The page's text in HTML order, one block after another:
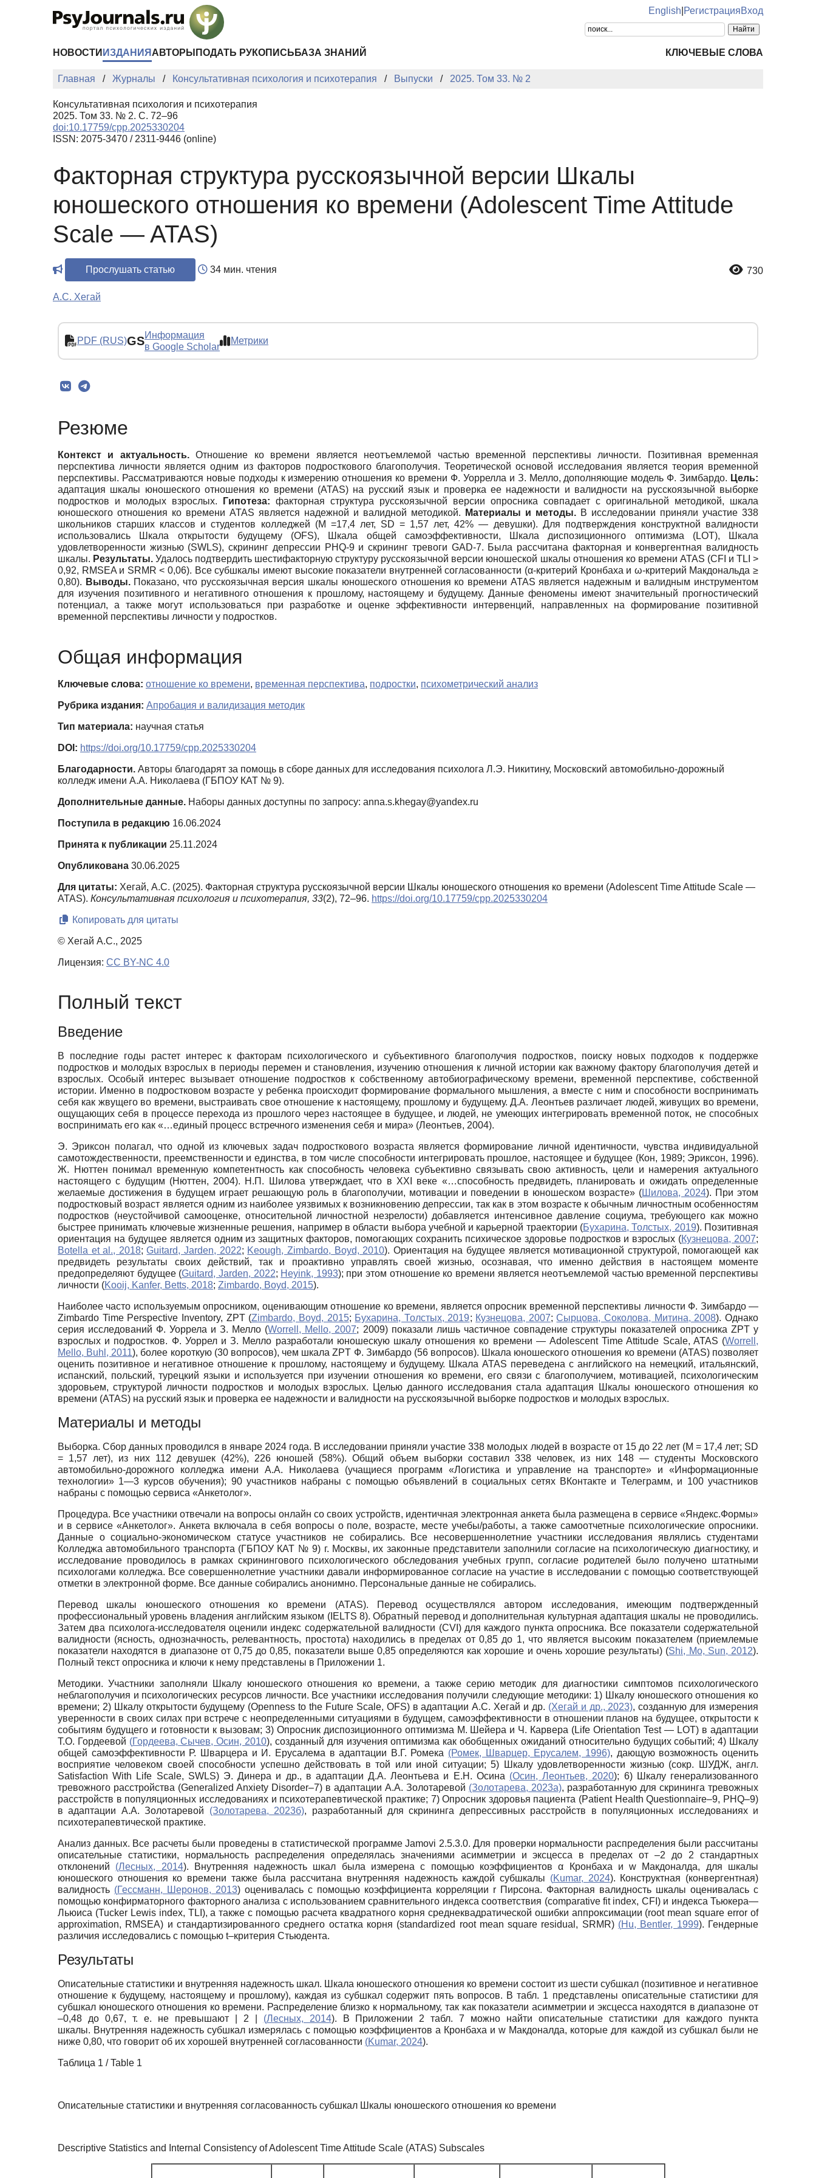
English РегистрацияВход
НОВОСТИ ИЗДАНИЯ АВТОРЫ ПОДАТЬ РУКОПИСЬ БАЗА ЗНАНИЙ КЛЮЧЕВЫЕ СЛОВА
Главная Журналы Консультативная психология и психотерапия Выпуски 2025. Том 33. № 2
Консультативная психология и психотерапия
2025. Том 33. № 2. С. 72–96
doi:10.17759/cpp.2025330204
ISSN: 2075-3470 / 2311-9446 (online)
Факторная структура русскоязычной версии Шкалы
юношеского отношения ко времени (Adolescent Time Attitude
Scale — ATAS)
Прослушать статью 34 мин. чтения 730
А.С. Хегай
PDF (RUS)GSИнформация
в Google Scholar
Метрики
Резюме
Контекст и актуальность.Отношение ко времени является неотъемлемой частью временной перспективы личности. Позитивная временная
перспектива личности является одним из факторов подросткового благополучия. Теоретической основой исследования является теория временной
перспективы. Рассматриваются новые подходы к измерению отношения ко времени Ф. Уоррелла и З. Мелло, дополняющие модель Ф. Зимбардо. Цель:
адаптация шкалы юношеского отношения ко времени (ATAS) на русский язык и проверка ее надежности и валидности на русскоязычной выборке
подростков и молодых взрослых.
Гипотеза: факторная структура русскоязычной версии опросника совпадает с оригинальной методикой, шкала
юношеского отношения ко времени ATAS является надежной и валидной методикой.
Материалы и методы. В исследовании приняли участие 338
школьников старших классов и студентов колледжей (M =17,4 лет, SD = 1,57 лет, 42% — девушки). Для подтверждения конструктной валидности
использовались Шкала открытости будущему (OFS), Шкала общей самоэффективности, Шкала диспозиционного оптимизма (LOT), Шкала
удовлетворенности жизнью (SWLS), скрининг депрессии PHQ-9 и скрининг тревоги GAD-7. Была рассчитана факторная и конвергентная валидность
шкалы. Результаты. Удалось подтвердить шестифакторную структуру русскоязычной версии юношеской шкалы отношения ко времени ATAS (CFI и TLI >
0,92, RMSEA и SRMR < 0,06). Все субшкалы имеют высокие показатели внутренней согласованности (α-критерий Кронбаха и ω-критерий Макдональда ≥
0,80). Выводы.Показано, что русскоязычная версия шкалы юношеского отношения ко времени ATAS является надежным и валидным инструментом
для изучения позитивного и негативного отношения к прошлому, настоящему и будущему. Данные феномены имеют значительный прогностический
потенциал, а также могут использоваться при разработке и оценке эффективности интервенций, направленных на формирование позитивной
временной перспективы личности у подростков.
Общая информация
Ключевые слова: отношение ко времени, временная перспектива, подростки, психометрический анализ
Рубрика издания: Апробация и валидизация методик
Тип материала: научная статья
DOI: https://doi.org/10.17759/cpp.2025330204
Благодарности. Авторы благодарят за помощь в сборе данных для исследования психолога Л.Э. Никитину, Московский автомобильно-дорожный
колледж имени А.А. Николаева (ГБПОУ КАТ № 9).
Дополнительные данные. Наборы данных доступны по запросу: anna.s.khegay@yandex.ru
Поступила в редакцию 16.06.2024
Принята к публикации 25.11.2024
Опубликована 30.06.2025
Для цитаты: Хегай, А.С. (2025). Факторная структура русскоязычной версии Шкалы юношеского отношения ко времени (Adolescent Time Attitude Scale —
ATAS). Консультативная психология и психотерапия, 33(2), 72–96. https://doi.org/10.17759/cpp.2025330204
Копировать для цитаты
© Хегай А.С., 2025
Лицензия: CC BY-NC 4.0
Полный текст
Введение
В последние годы растет интерес к факторам психологического и субъективного благополучия подростков, поиску новых подходов к поддержке
подростков и молодых взрослых в периоды перемен и становления, изучению отношения к личной истории как важному фактору благополучия детей и
взрослых. Особый интерес вызывает отношение подростков к собственному автобиографическому времени, временной перспективе, собственной
истории. Именно в подростковом возрасте у ребенка происходит формирование формального мышления, а вместе с ним и способности воспринимать
себя как жвущего во времени, выстраивать свое отношение к настоящему, прошлому и будущему. Д.А. Леонтьев различает людей, живущих во времени,
ощущающих себя в процессе перехода из прошлого через настоящее в будущее, и людей, не умеющих интегрировать временной поток, не способных
воспринимать его как «…единый процесс встречного изменения себя и мира» (Леонтьев, 2004).
Э. Эриксон полагал, что одной из ключевых задач подросткового возраста является формирование личной идентичности, чувства индивидуальной
самотождественности, преемственности и единства, в том числе способности интегрировать прошлое, настоящее и будущее (Кон, 1989; Эриксон, 1996).
Ж. Нюттен понимал временную компетентность как способность человека субъективно связывать свою активность, цели и намерения актуального
настоящего с будущим (Нюттен, 2004). Н.П. Шилова утверждает, что в XXI веке «…способность предвидеть, планировать и ожидать определенные
желаемые достижения в будущем играет решающую роль в благополучии, мотивации и поведении в юношеском возрасте» (Шилова, 2024). При этом
подростковый возраст является одним из наиболее уязвимых к возникновению депрессии, так как в этом возрасте к обычным личностным особенностям
подростков (неустойчивой самооценке, относительной личностной незрелости) добавляется интенсивное давление социума, требующего как можно
быстрее принимать ключевые жизненные решения, например в области выбора учебной и карьерной траектории (Бухарина, Толстых, 2019). Позитивная
ориентация на будущее является одним из защитных факторов, помогающих сохранить психическое здоровье подростков и взрослых (Кузнецова, 2007;
Botella et al., 2018;Guitard, Jarden, 2022; Keough, Zimbardo, Boyd, 2010). Ориентация на будущее является мотивационной структурой, помогающей как
предвидеть результаты своих действий, так и проактивно управлять своей жизнью, осознавая, что именно действия в настоящем моменте
предопределяют будущее (Guitard, Jarden, 2022; Heyink, 1993); при этом отношение ко времени является неотъемлемой частью временной перспективы
личности (Kooij, Kanfer, Betts, 2018; Zimbardo, Boyd, 2015).
Наиболее часто используемым опросником, оценивающим отношение ко времени, является опросник временной перспективы личности Ф. Зимбардо —
Zimbardo Time Perspective Inventory, ZPT (Zimbardo, Boyd, 2015; Бухарина, Толстых, 2019; Кузнецова, 2007;Сырцова, Соколова, Митина, 2008). Однако
серия исследований Ф. Уоррела и З. Мелло (Worrell, Mello, 2007; 2009) показали лишь частичное совпадение структуры показателей опросника ZPT у
взрослых и подростков. Ф. Уоррел и З. Мелло разработали юношескую шкалу отношения ко времени — Adolescent Time Attitude Scale, ATAS (Worrell,
Mello, Buhl, 2011), более короткую (30 вопросов), чем шкала ZPT Ф. Зимбардо (56 вопросов). Шкала юношеского отношения ко времени (ATAS) позволяет
оценить позитивное и негативное отношение к прошлому, настоящему и будущему. Шкала ATAS переведена с английского на немецкий, итальянский,
испанский, польский, турецкий языки и используется при изучении отношения ко времени, его связи с благополучием, мотивацией, психологическим
здоровьем, структурой личности подростков и молодых взрослых. Целью данного исследования стала адаптация Шкалы юношеского отношения ко
времени (ATAS) на русский язык и проверка ее надежности и валидности на русскоязычной выборке подростков и молодых взрослых.
Материалы и методы
Выборка. Сбор данных проводился в январе 2024 года. В исследовании приняли участие 338 молодых людей в возрасте от 15 до 22 лет (М = 17,4 лет; SD
= 1,57 лет), из них 112 девушек (42%), 226 юношей (58%). Общий объем выборки составил 338 человек, из них 148 — студенты Московского
автомобильно-дорожного колледжа имени А.А. Николаева (учащиеся программ «Логистика и управление на транспорте» и «Информационные
технологии» 1—3 курсов обучения); 90 участников набраны с помощью объявлений в социальных сетях ВКонтакте и Телеграмм, и 100 участников
набраны с помощью сервиса «Анкетолог».
Процедура. Все участники отвечали на вопросы онлайн со своих устройств, идентичная электронная анкета была размещена в сервисе «Яндекс.Формы»
и в сервисе «Анкетолог». Анкета включала в себя вопросы о поле, возрасте, месте учебы/работы, а также самоотчетные психологические опросники.
Данные о социально-экономическом статусе участников не собирались. Все несовершеннолетние участники исследования являлись студентами
Колледжа автомобильного транспорта (ГБПОУ КАТ № 9) г. Москвы, их законные представители заполнили согласие на психологическую диагностику, и
исследование проводилось в рамках скринингового психологического обследования учебных групп, согласие родителей было получено штатными
психологами колледжа. Все совершеннолетние участники давали информированное согласие на участие в исследовании с помощью соответствующей
отметки в электронной форме. Все данные собирались анонимно. Персональные данные не собирались.
Перевод шкалы юношеского отношения ко времени (ATAS). Перевод осуществлялся автором исследования, имеющим подтвержденный
профессиональный уровень владения английским языком (IELTS 8). Обратный перевод и дополнительная культурная адаптация шкалы не проводились.
Затем два психолога-исследователя оценили индекс содержательной валидности (CVI) для каждого пункта опросника. Все показатели содержательной
валидности (ясность, однозначность, релевантность, простота) находились в пределах от 0,85 до 1, что является высоким показателем (приемлемые
показатели находятся в диапазоне от 0,75 до 0,85, показатели выше 0,85 определяются как хорошие и очень хорошие результаты) (Shi, Mo, Sun, 2012).
Полный текст опросника и ключи к нему представлены в Приложении 1.
Методики. Участники заполняли Шкалу юношеского отношения ко времени, а также серию методик для диагностики симптомов психологического
неблагополучия и психологических ресурсов личности. Все участники исследования получили следующие методики: 1) Шкалу юношеского отношения ко
времени; 2) Шкалу открытости будущему (Openness to the Future Scale, OFS) в адаптации А.С. Хегай и др. (Хегай и др., 2023), созданную для измерения
уверенности в своих силах при встрече с неопределенными ситуациями в будущем, самоэффективности в отношении планов на будущее, открытости к
событиям будущего и готовности к вызовам; 3) Опросник диспозиционного оптимизма М. Шейера и Ч. Карвера (Life Orientation Test — LOT) в адаптации
Т.О. Гордеевой (Гордеева, Сычев, Осин, 2010), созданный для изучения оптимизма как обобщенных ожиданий относительно будущих событий; 4) Шкалу
общей самоэффективности Р. Шварцера и И. Ерусалема в адаптации В.Г. Ромека (Ромек, Шварцер, Ерусалем, 1996), дающую возможность оценить
восприятие человеком своей способности успешно действовать в той или иной ситуации; 5) Шкалу удовлетворенности жизнью (сокр. ШУДЖ, англ.
Satisfaction With Life Scale, SWLS) Э. Динера и др., в адаптации Д.А. Леонтьева и Е.Н. Осина (Осин, Леонтьев, 2020); 6) Шкалу генерализованного
тревожного расстройства (Generalized Anxiety Disorder–7) в адаптации А.А. Золотаревой (Золотарева, 2023а), разработанную для скрининга тревожных
расстройств в популяционных исследованиях и психотерапевтической практике; 7) Опросник здоровья пациента (Patient Health Questionnaire–9, PHQ–9)
в адаптации А.А. Золотаревой (Золотарева, 2023б), разработанный для скрининга депрессивных расстройств в популяционных исследованиях и
психотерапевтической практике.
Анализ данных. Все расчеты были проведены в статистической программе Jamovi 2.5.3.0. Для проверки нормальности распределения были рассчитаны
описательные статистики, нормальность распределения определялась значениями асимметрии и эксцесса в пределах от –2 до 2 стандартных
отклонений (Лесных, 2014). Внутренняя надежность шкал была измерена с помощью коэффициентов α Кронбаха и w Макдоналда, для шкалы
юношеского отношения ко времени также была рассчитана внутренняя надежность каждой субшкалы (Kumar, 2024). Конструктная (конвергентная)
валидность (Гессманн, Шеронов, 2013) оценивалась с помощью коэффициента корреляции r Пирсона. Факторная валидность шкалы оценивалась с
помощью конфирматорного факторного анализа с использованием сравнительного индекса соответствия (comparative fit index, CFI) и индекса Тьюкера—
Льюиса (Tucker Lewis index, TLI), а также с помощью расчета квадратного корня среднеквадратической ошибки аппроксимации (root mean square error of
approximation, RMSEA) и стандартизированного среднего остатка корня (standardized root mean square residual, SRMR) (Hu, Bentler, 1999). Гендерные
различия исследовались с помощью t–критерия Стьюдента.
Результаты
Описательные статистики и внутренняя надежность шкал. Шкала юношеского отношения ко времени состоит из шести субшкал (позитивное и негативное
отношение к будущему, настоящему и прошлому), каждая из субшкал содержит пять вопросов. В табл. 1 представлены описательные статистики для
субшкал юношеского отношения ко времени. Распределение близко к нормальному, так как показатели асимметрии и эксцесса находятся в диапазоне от
–0,48 до 0,67, т. е. не превышают | 2 | (Лесных, 2014). В Приложении 2 табл. 7 можно найти описательные статистики для каждого пункта
шкалы. Внутренняя надежность субшкал измерялась с помощью коэффициентов а Кронбаха и w Макдоналда, которые для каждой из субшкал были не
ниже 0,80, что говорит об их хорошей внутренней согласованности (Kumar, 2024).
Таблица 1 / Table 1
Описательные статистики и внутренняя согласованность субшкал Шкалы юношеского отношения ко времени
Descriptive Statistics and Internal Consistency of Adolescent Time Attitude Scale (ATAS) Subscales